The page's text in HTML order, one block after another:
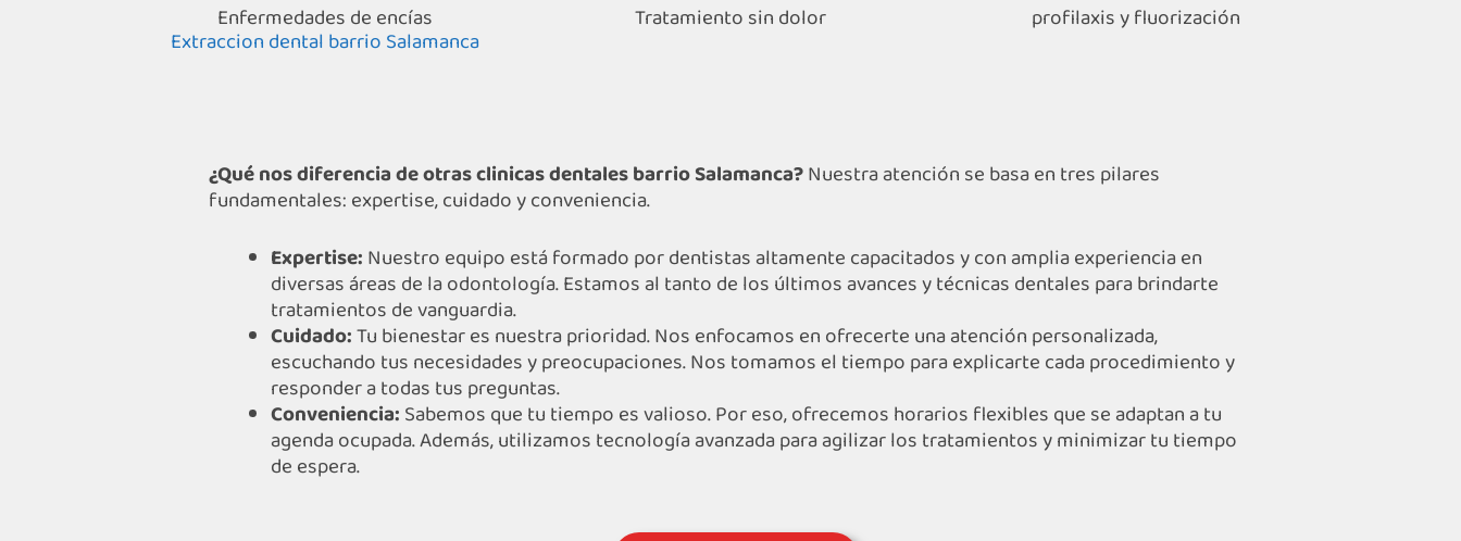
Enfermedades de encías
Extraccion dental barrio Salamanca
Tratamiento sin dolor profilaxis y fluorización
¿Qué nos diferencia de otras clinicas dentales barrio Salamanca?Nuestra atención se basa en tres pilares
fundamentales: expertise, cuidado y conveniencia.
Expertise: Nuestro equipo está formado por dentistas altamente capacitados y con amplia experiencia en
diversas áreas de la odontología. Estamos al tanto de los últimos avances y técnicas dentales para brindarte
tratamientos de vanguardia.
Cuidado:Tu bienestar es nuestra prioridad. Nos enfocamos en ofrecerte una atención personalizada,
escuchando tus necesidades y preocupaciones. Nos tomamos el tiempo para explicarte cada procedimiento y
responder a todas tus preguntas.
Conveniencia: Sabemos que tu tiempo es valioso. Por eso, ofrecemos horarios flexibles que se adaptan a tu
agenda ocupada. Además, utilizamos tecnología avanzada para agilizar los tratamientos y minimizar tu tiempo
de espera.